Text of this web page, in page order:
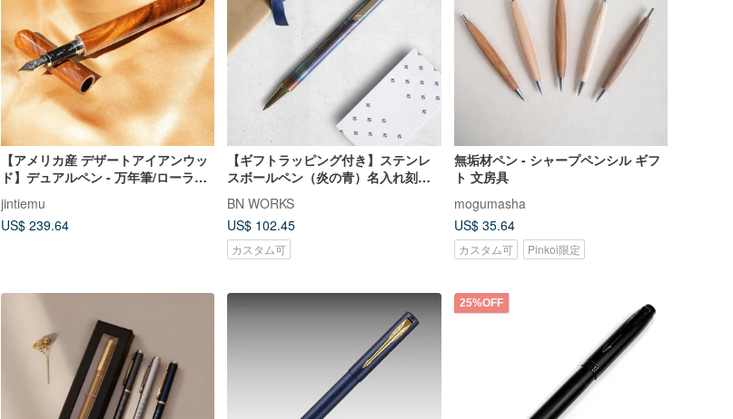
【アメリカ産 デザートアイアンウッ
ド】デュアルペン - 万年筆/ローラー
jintiemu
US$ 239.64
【ギフトラッピング付き】ステンレ
スボールペン（炎の青）名入れ刻印
BN WORKS
US$ 102.45
カスタム可
無垢材ペン - シャープペンシル ギフ
ト 文房具
mogumasha
US$ 35.64
カスタム可 Pinkoi限定
25%OFF